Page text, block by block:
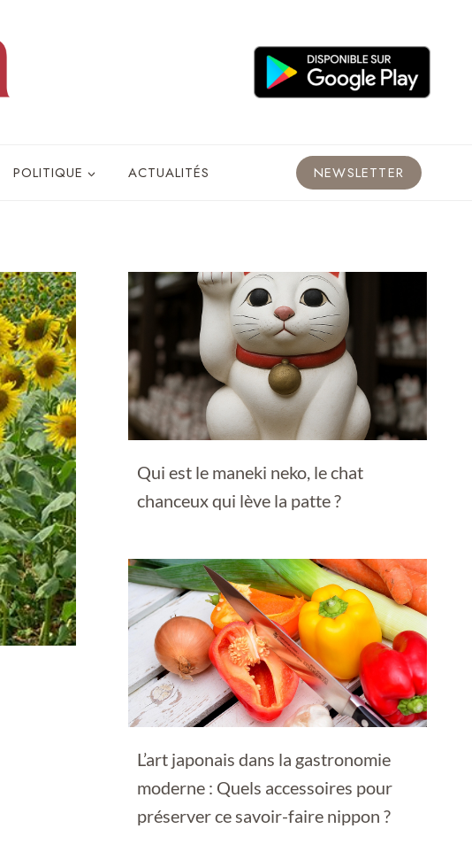
POLITIQUE ACTUALITÉS NEWSLETTER
Qui est le maneki neko, le chat
chanceux qui lève la patte ?
L’art japonais dans la gastronomie
moderne : Quels accessoires pour
préserver ce savoir-faire nippon ?